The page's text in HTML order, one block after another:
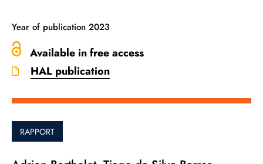
Year of publication 2023
Available in free access
HAL publication
RAPPORT